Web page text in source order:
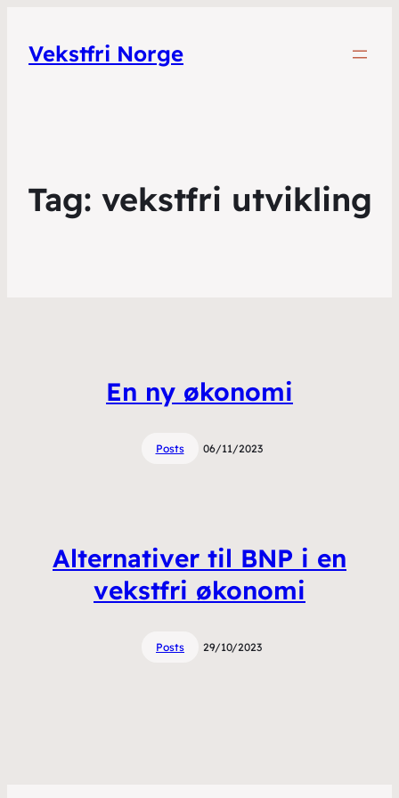
Vekstfri Norge
Tag: vekstfri utvikling
En ny økonomi
Posts 06/11/2023
Alternativer til BNP i en
vekstfri økonomi
Posts 29/10/2023